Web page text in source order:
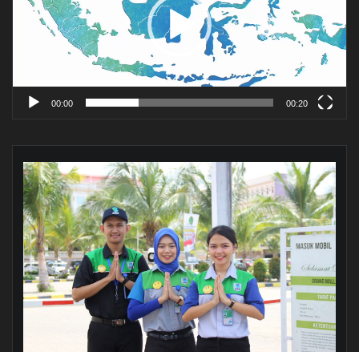
00:00 00:20